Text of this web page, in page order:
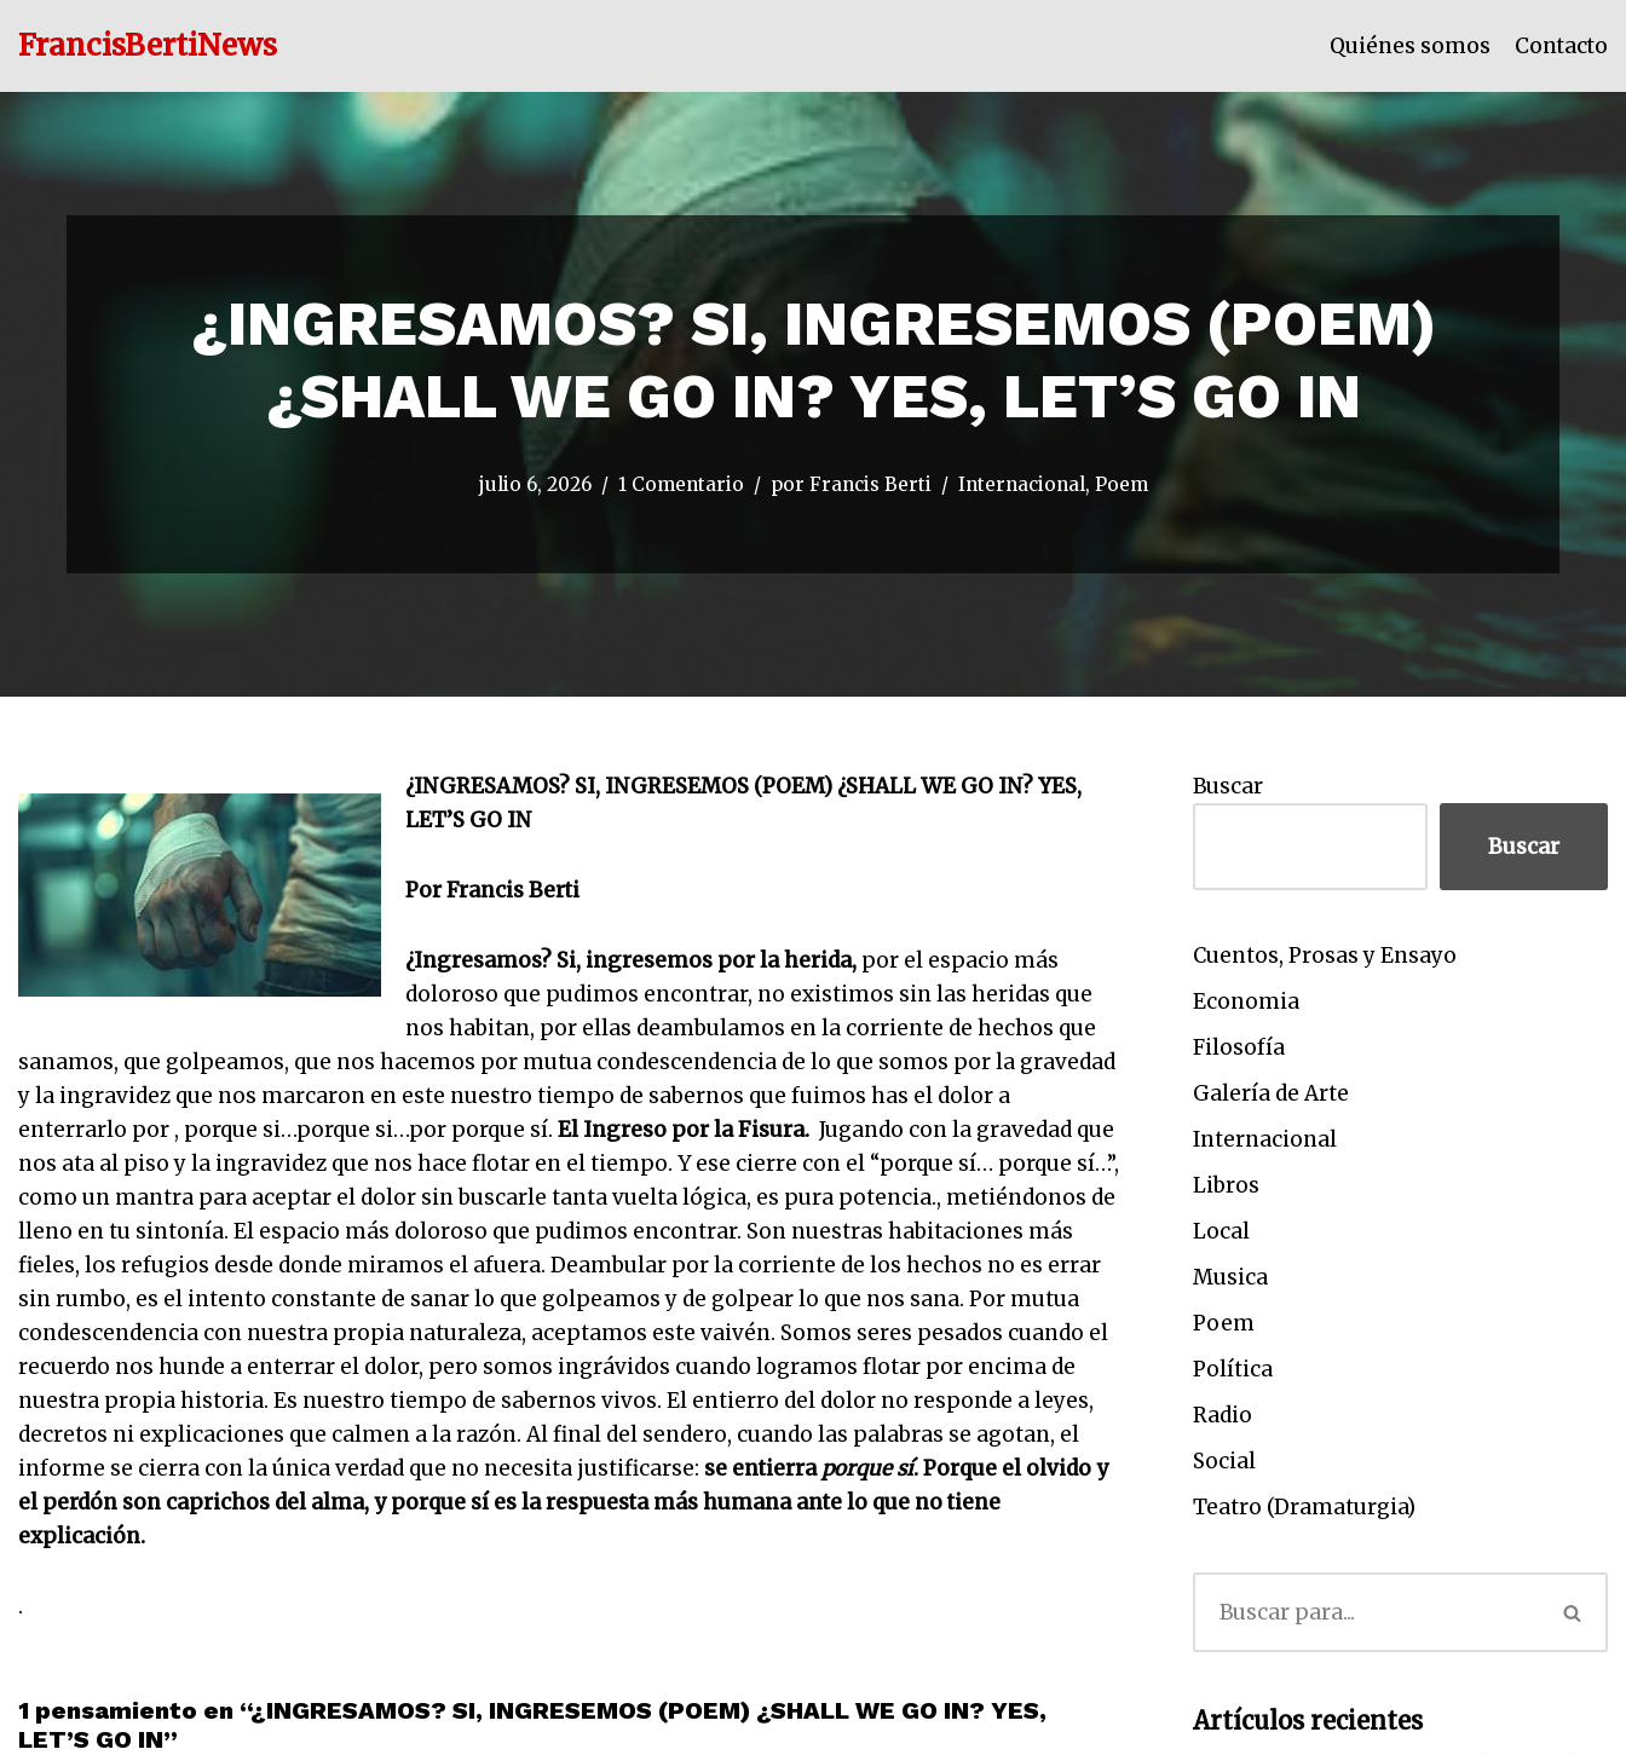
FrancisBertiNews Quiénes somos Contacto
¿INGRESAMOS? SI, INGRESEMOS (POEM)
¿SHALL WE GO IN? YES, LET’S GO IN
julio 6, 2026 1 Comentario por Francis Berti Internacional, Poem
¿INGRESAMOS? SI, INGRESEMOS (POEM) ¿SHALL WE GO IN? YES,
LET’S GO IN
Por Francis Berti
¿Ingresamos? Si, ingresemos por la herida, por el espacio más
doloroso que pudimos encontrar, no existimos sin las heridas que
nos habitan, por ellas deambulamos en la corriente de hechos que
sanamos, que golpeamos, que nos hacemos por mutua condescendencia de lo que somos por la gravedad
y la ingravidez que nos marcaron en este nuestro tiempo de sabernos que fuimos has el dolor a
enterrarlo por , porque si…porque si…por porque sí. El Ingreso por la Fisura. Jugando con la gravedad que
nos ata al piso y la ingravidez que nos hace flotar en el tiempo. Y ese cierre con el “porque sí… porque sí…”,
como un mantra para aceptar el dolor sin buscarle tanta vuelta lógica, es pura potencia., metiéndonos de
lleno en tu sintonía. El espacio más doloroso que pudimos encontrar. Son nuestras habitaciones más
fieles, los refugios desde donde miramos el afuera. Deambular por la corriente de los hechos no es errar
sin rumbo, es el intento constante de sanar lo que golpeamos y de golpear lo que nos sana. Por mutua
condescendencia con nuestra propia naturaleza, aceptamos este vaivén. Somos seres pesados cuando el
recuerdo nos hunde a enterrar el dolor, pero somos ingrávidos cuando logramos flotar por encima de
nuestra propia historia. Es nuestro tiempo de sabernos vivos. El entierro del dolor no responde a leyes,
decretos ni explicaciones que calmen a la razón. Al final del sendero, cuando las palabras se agotan, el
informe se cierra con la única verdad que no necesita justificarse: se entierraporque sí. Porque el olvido y
el perdón son caprichos del alma, y porque sí es la respuesta más humana ante lo que no tiene
explicación.
.
1 pensamiento en “¿INGRESAMOS? SI, INGRESEMOS (POEM) ¿SHALL WE GO IN? YES,
LET’S GO IN”
Buscar
Buscar
Cuentos, Prosas y Ensayo
Economia
Filosofía
Galería de Arte
Internacional
Libros
Local
Musica
Poem
Política
Radio
Social
Teatro (Dramaturgia)
Artículos recientes